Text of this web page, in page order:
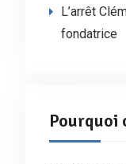
L’arrêt
fondatrice
Pourquoi